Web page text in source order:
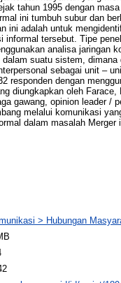
tahun 1995 dengan
ini tumbuh subur dan
ini adalah untuk
informal tersebut. Tipe
analisa jaringan
suatu sistem,
sebagai unit –
responden dengan
diungkapkan oleh
gawang, opinion leader /
melalui komunikasi
dalam masalah
> Hubungan